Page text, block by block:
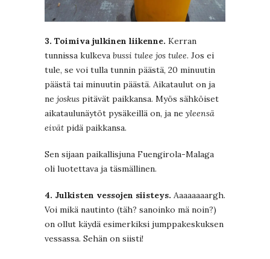
3. Toimiva julkinen liikenne. Kerran
tunnissa kulkeva bussi tulee jos tulee. Jos ei
tule, se voi tulla tunnin päästä, 20 minuutin
päästä tai minuutin päästä. Aikataulut on ja
ne joskus pitävät paikkansa. Myös sähköiset
aikataulunäytöt pysäkeillä on, ja ne yleensä
eivät pidä paikkansa.
Sen sijaan paikallisjuna Fuengirola-Malaga
oli luotettava ja täsmällinen.
4. Julkisten vessojen siisteys. Aaaaaaaargh.
Voi mikä nautinto (täh? sanoinko mä noin?)
on ollut käydä esimerkiksi jumppakeskuksen
vessassa. Sehän on siisti!